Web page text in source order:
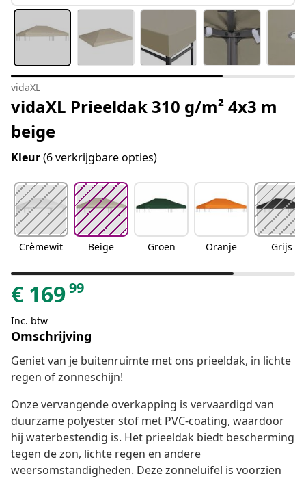
vidaXL
vidaXL Prieeldak 310 g/m² 4x3 m
beige
Kleur(6 verkrijgbare opties)
Crèmewit Beige Groen Oranje Grijs
€ 16999
Inc. btw
Omschrijving
Geniet van je buitenruimte met ons prieeldak, in lichte
regen of zonneschijn!
Onze vervangende overkapping is vervaardigd van
duurzame polyester stof met PVC-coating, waardoor
hij waterbestendig is. Het prieeldak biedt bescherming
tegen de zon, lichte regen en andere
weersomstandigheden. Deze zonneluifel is voorzien